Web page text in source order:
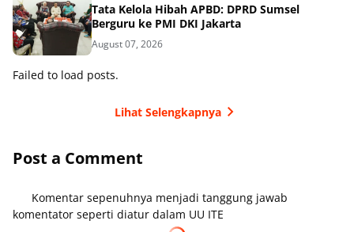
Tata Kelola Hibah APBD: DPRD Sumsel
Berguru ke PMI DKI Jakarta
August 07, 2026
Failed to load posts.
Lihat Selengkapnya
Post a Comment
Komentar sepenuhnya menjadi tanggung jawab
komentator seperti diatur dalam UU ITE